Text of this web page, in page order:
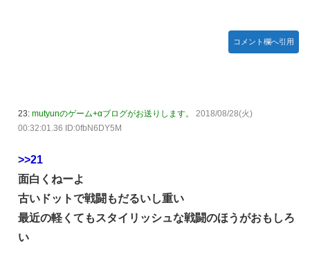
コメント欄へ引用
23: mutyunのゲーム+αブログがお送りします。
2018/08/28(火)
00:32:01.36 ID:0fbN6DY5M
>>21
面白くねーよ
古いドットで戦闘もだるいし重い
最近の軽くてもスタイリッシュな戦闘のほうがおもしろ
い